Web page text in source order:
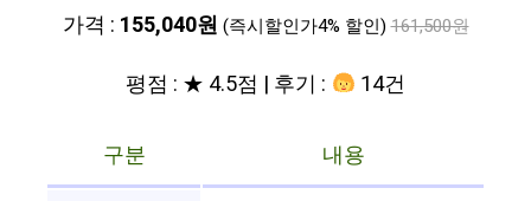
가격 : 155,040원 (즉시할인가4% 할인) 161,500원
평점 : ★ 4.5점 | 후기 : 14건
구분
내용